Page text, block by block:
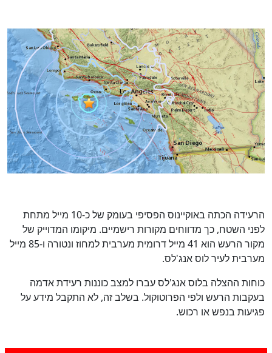
הרעידה הכתה באוקיינוס הפסיפי בעומק של כ-10 מייל מתחת
לפני השטח, כך מדווחים מקורות רישמיים. מיקומו המדוייק של
מקור הרעש הוא 41 מייל דרומית מערבית למחוז ונטורה ו-85 מייל
מערבית לעיר לוס אנג'לס.
כוחות ההצלה בלוס אנג'לס עברו למצב כוננות רעידת אדמה
בעקבות הרעש ולפי הפרוטוקול. בשלב זה, לא התקבל מידע על
פגיעות בנפש או רכוש.